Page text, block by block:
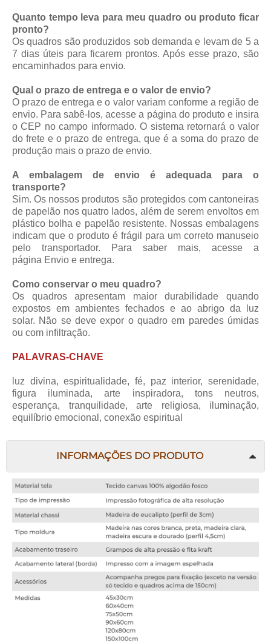
Quanto tempo leva para meu quadro ou produto ficar
pronto?
Os quadros são produzidos sob demanda e levam de 5 a
7 dias úteis para ficarem prontos. Após esse prazo, são
encaminhados para envio.
Qual o prazo de entrega e o valor de envio?
O prazo de entrega e o valor variam conforme a região de
envio. Para sabê-los, acesse a página do produto e insira
o CEP no campo informado. O sistema retornará o valor
do frete e o prazo de entrega, que é a soma do prazo de
produção mais o prazo de envio.
A embalagem de envio é adequada para o
transporte?
Sim. Os nossos produtos são protegidos com cantoneiras
de papelão nos quatro lados, além de serem envoltos em
plástico bolha e papelão resistente. Nossas embalagens
indicam que o produto é frágil para um correto manuseio
pelo transportador. Para saber mais, acesse a
página Envio e entrega.
Como conservar o meu quadro?
Os quadros apresentam maior durabilidade quando
expostos em ambientes fechados e ao abrigo da luz
solar. Não se deve expor o quadro em paredes úmidas
ou com infiltração.
PALAVRAS-CHAVE
luz divina, espiritualidade, fé, paz interior, serenidade,
figura iluminada, arte inspiradora, tons neutros,
esperança, tranquilidade, arte religiosa, iluminação,
equilíbrio emocional, conexão espiritual
INFORMAÇÕES DO PRODUTO